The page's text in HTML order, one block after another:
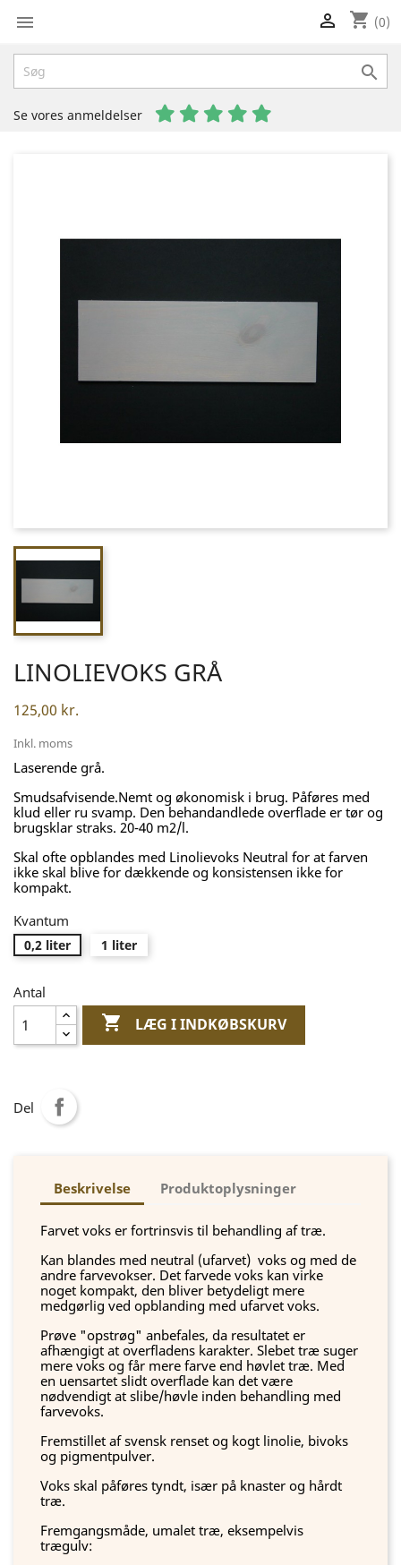
 shopping_cart (0)


Se vores anmeldelser
LINOLIEVOKS GRÅ
125,00 kr.
Inkl. moms
Laserende grå.
Smudsafvisende.Nemt og økonomisk i brug. Påføres med
klud eller ru svamp. Den behandandlede overflade er tør og
brugsklar straks. 20-40 m2/l.
Skal ofte opblandes med Linolievoks Neutral for at farven
ikke skal blive for dækkende og konsistensen ikke for
kompakt.
Kvantum
0,2 liter 1 liter
Antal
 LÆG I INDKØBSKURV
Del
Beskrivelse Produktoplysninger
Farvet voks er fortrinsvis til behandling af træ.
Kan blandes med neutral (ufarvet) voks og med de
andre farvevokser. Det farvede voks kan virke
noget kompakt, den bliver betydeligt mere
medgørlig ved opblanding med ufarvet voks.
Prøve "opstrøg" anbefales, da resultatet er
afhængigt at overfladens karakter. Slebet træ suger
mere voks og får mere farve end høvlet træ. Med
en uensartet slidt overflade kan det være
nødvendigt at slibe/høvle inden behandling med
farvevoks.
Fremstillet af svensk renset og kogt linolie, bivoks
og pigmentpulver.
Voks skal påføres tyndt, især på knaster og hårdt
træ.
Fremgangsmåde, umalet træ, eksempelvis
trægulv: